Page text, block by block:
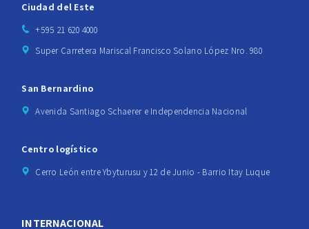
Ciudad del Este
+595 21 620 4000
Super Carretera Mariscal Francisco Solano López Nro. 980
San Bernardino
Avenida Santiago Schaerer e Independencia Nacional
Centro logístico
Cerro León entre Ybyturusu y 12 de Junio - Barrio Itay Luque
INTERNACIONAL